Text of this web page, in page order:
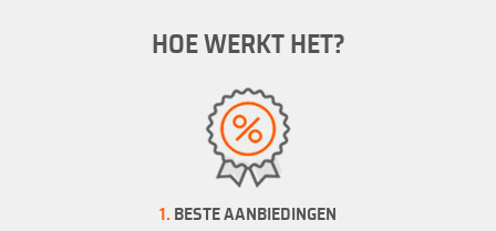
HOE WERKT HET?
1. BESTE AANBIEDINGEN